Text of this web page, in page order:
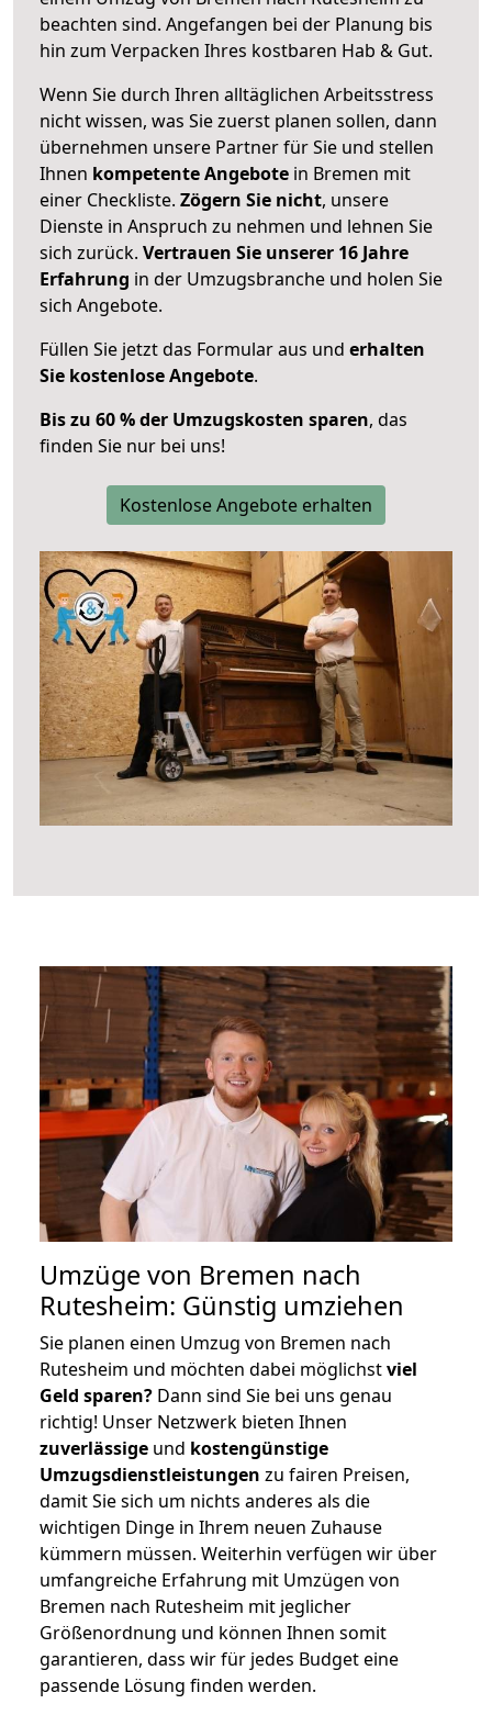
beachten sind. Angefangen bei der Planung bis
hin zum Verpacken Ihres kostbaren Hab & Gut.
Wenn Sie durch Ihren alltäglichen Arbeitsstress
nicht wissen, was Sie zuerst planen sollen, dann
übernehmen unsere Partner für Sie und stellen
Ihnen kompetente Angebote in Bremen mit
einer Checkliste. Zögern Sie nicht, unsere
Dienste in Anspruch zu nehmen und lehnen Sie
sich zurück. Vertrauen Sie unserer 16 Jahre
Erfahrung in der Umzugsbranche und holen Sie
sich Angebote.
Füllen Sie jetzt das Formular aus und erhalten
Sie kostenlose Angebote.
Bis zu 60 % der Umzugskosten sparen, das
finden Sie nur bei uns!
Kostenlose Angebote erhalten
Umzüge von Bremen nach
Rutesheim: Günstig umziehen
Sie planen einen Umzug von Bremen nach
Rutesheim und möchten dabei möglichstviel
Geld sparen? Dann sind Sie bei uns genau
richtig! Unser Netzwerk bieten Ihnen
zuverlässige und kostengünstige
Umzugsdienstleistungen zu fairen Preisen,
damit Sie sich um nichts anderes als die
wichtigen Dinge in Ihrem neuen Zuhause
kümmern müssen. Weiterhin verfügen wir über
umfangreiche Erfahrung mit Umzügen von
Bremen nach Rutesheim mit jeglicher
Größenordnung und können Ihnen somit
garantieren, dass wir für jedes Budget eine
passende Lösung finden werden.